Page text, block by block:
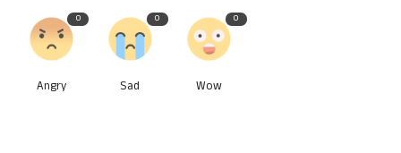
0
Angry
0
Sad
0
Wow